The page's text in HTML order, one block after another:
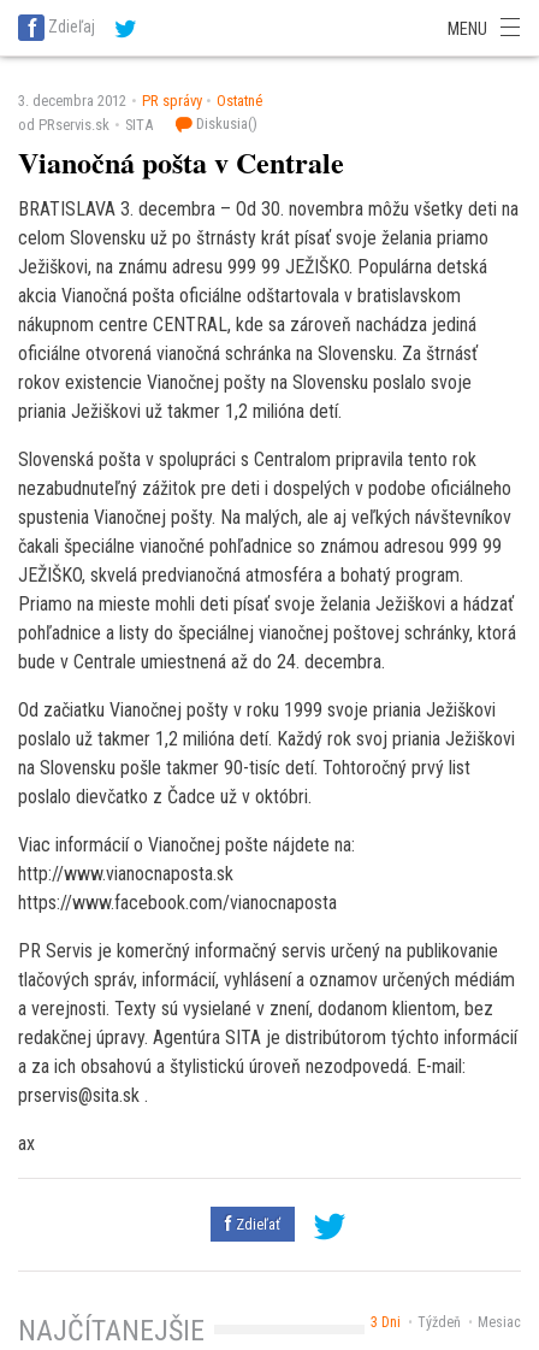
SITA Energetika
SITA Potravinárstvo
Zdieľaj MENU
3. decembra 2012 PR správy
Ostatné
od PRservis.sk
SITA Diskusia()
Vianočná pošta v Centrale
BRATISLAVA 3. decembra – Od 30. novembra môžu všetky deti na
celom Slovensku už po štrnásty krát písať svoje želania priamo
Ježiškovi, na známu adresu 999 99 JEŽIŠKO. Populárna detská
akcia Vianočná pošta oficiálne odštartovala v bratislavskom
nákupnom centre CENTRAL, kde sa zároveň nachádza jediná
oficiálne otvorená vianočná schránka na Slovensku. Za štrnásť
rokov existencie Vianočnej pošty na Slovensku poslalo svoje
priania Ježiškovi už takmer 1,2 milióna detí.
Slovenská pošta v spolupráci s Centralom pripravila tento rok
nezabudnuteľný zážitok pre deti i dospelých v podobe oficiálneho
spustenia Vianočnej pošty. Na malých, ale aj veľkých návštevníkov
čakali špeciálne vianočné pohľadnice so známou adresou 999 99
JEŽIŠKO, skvelá predvianočná atmosféra a bohatý program.
Priamo na mieste mohli deti písať svoje želania Ježiškovi a hádzať
pohľadnice a listy do špeciálnej vianočnej poštovej schránky, ktorá
bude v Centrale umiestnená až do 24. decembra.
Od začiatku Vianočnej pošty v roku 1999 svoje priania Ježiškovi
poslalo už takmer 1,2 milióna detí. Každý rok svoj priania Ježiškovi
na Slovensku pošle takmer 90-tisíc detí. Tohtoročný prvý list
poslalo dievčatko z Čadce už v októbri.
Viac informácií o Vianočnej pošte nájdete na:
http://www.vianocnaposta.sk
https://www.facebook.com/vianocnaposta
PR Servis je komerčný informačný servis určený na publikovanie
tlačových správ, informácií, vyhlásení a oznamov určených médiám
a verejnosti. Texty sú vysielané v znení, dodanom klientom, bez
redakčnej úpravy. Agentúra SITA je distribútorom týchto informácií
a za ich obsahovú a štylistickú úroveň nezodpovedá. E-mail:
prservis@sita.sk .
ax
Zdieľať
3 Dni Týždeň Mesiac
NAJČÍTANEJŠIE